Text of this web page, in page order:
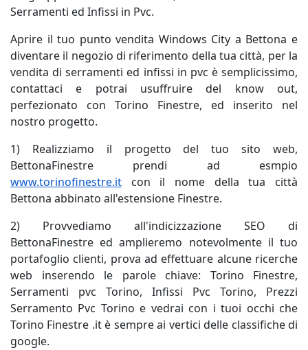
Serramenti ed Infissi in Pvc.
Aprire il tuo punto vendita Windows City a Bettona e
diventare il negozio di riferimento della tua città, per la
vendita di serramenti ed infissi in pvc è semplicissimo,
contattaci e potrai usuffruire del know out,
perfezionato con Torino Finestre, ed inserito nel
nostro progetto.
1) Realizziamo il progetto del tuo sito web,
BettonaFinestre prendi ad esmpio
www.torinofinestre.it con il nome della tua città
Bettona abbinato all'estensione Finestre.
2) Provvediamo all'indicizzazione SEO di
BettonaFinestre ed amplieremo notevolmente il tuo
portafoglio clienti, prova ad effettuare alcune ricerche
web inserendo le parole chiave: Torino Finestre,
Serramenti pvc Torino, Infissi Pvc Torino, Prezzi
Serramento Pvc Torino e vedrai con i tuoi occhi che
Torino Finestre .it è sempre ai vertici delle classifiche di
google.